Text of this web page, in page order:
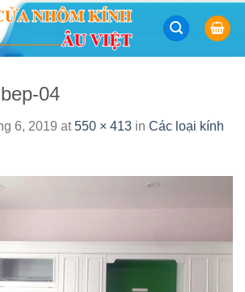
04
6, 2019 at550 × 413 in Các loại kính